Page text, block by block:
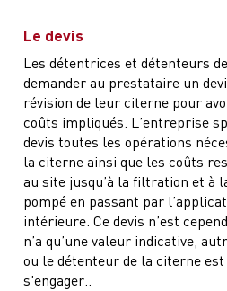
Le devis
Les détentrices et détenteurs
demander au prestataire un
révision de leur citerne pour
coûts impliqués. L’entreprise
devis toutes les opérations
la citerne ainsi que les coûts
au site jusqu’à la filtration et à
pompé en passant par
intérieure. Ce devis n’est
n’a qu’une valeur indicative,
ou le détenteur de la citerne
s’engager..